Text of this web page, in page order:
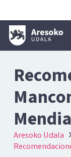
Aresoko Udala